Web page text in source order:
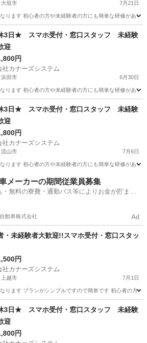
垣市 7月21日
ります 初心者の方や未経験者の方にも簡単な研修があ
ョップ
3日★ スマホ受付・窓口スタッフ 未経験
迎
円
社カナーズシステム
田市 6月30日
ります 初心者の方や未経験者の方にも簡単な研修があ
ョップ スタッフ
3日★ スマホ受付・窓口スタッフ 未経験
迎
円
社カナーズシステム
山市 7月6日
ります 初心者の方や未経験者の方にも簡単な研修があ
ョップ 時給
メーカーの期間従業員募集
・無料の寮費・通勤バス等によりお金が貯まり
動車株式会社 Ad
・未経験者大歓迎!!スマホ受付・窓口スタッ
円
社カナーズシステム
上越市 7月1日
ります プランがシンプルですので簡単です 初心者の方
ョップ スタッフ
3日★ スマホ受付・窓口スタッフ 未経験
迎
円